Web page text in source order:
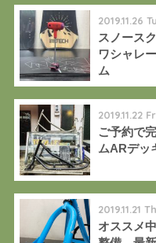
2019.11.26
スノース
ワシャレ
ム
2019.11.22
ご予約で
ムARデッ
2019.11.21
オススメ